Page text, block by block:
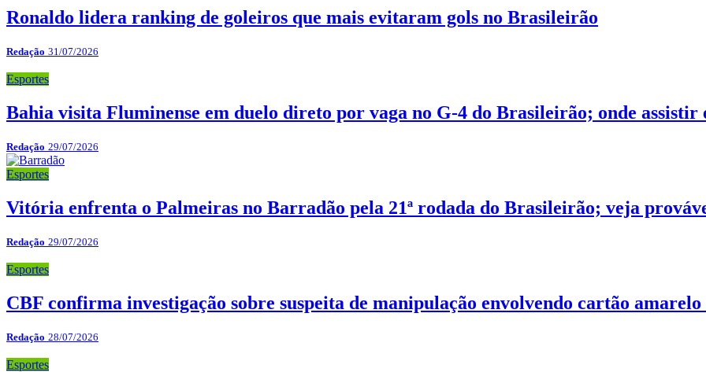
Ronaldo lidera ranking de goleiros que mais evitaram gols no Brasileirão
Redação 31/07/2026
Esportes
Bahia visita Fluminense em duelo direto por vaga no G-4 do Brasileirão; onde assistir
Redação 29/07/2026
Esportes
Vitória enfrenta o Palmeiras no Barradão pela 21ª rodada do Brasileirão; veja
Redação 29/07/2026
Esportes
CBF confirma investigação sobre suspeita de manipulação envolvendo cartão
Redação 28/07/2026
Esportes